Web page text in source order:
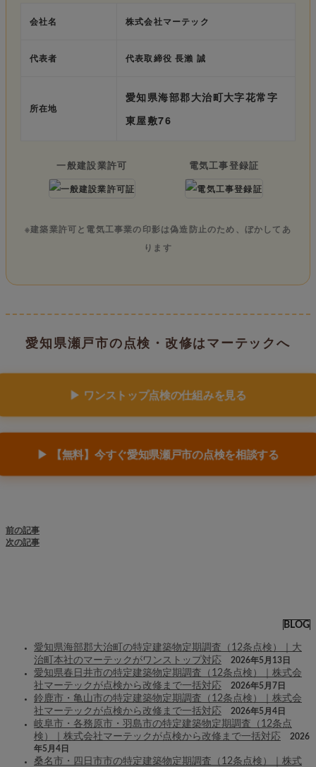
会社名 株式会社マーテック
代表者 代表取締役 長瀨 誠
所在地
愛知県海部郡大治町大字花常字
東屋敷76
一般建設業許可 電気工事登録証
※建築業許可と電気工事業の印影は偽造防止のため、ぼかしてあ
ります
愛知県瀬戸市の点検・改修はマーテックへ
▶ ワンストップ点検の仕組みを見る
▶ 【無料】今すぐ愛知県瀬戸市の点検を相談する
前の記事
次の記事
BLOG
愛知県海部郡大治町の特定建築物定期調査（12条点検）｜大
治町本社のマーテックがワンストップ対応
2026年5月13日
愛知県春日井市の特定建築物定期調査（12条点検）｜株式会
社マーテックが点検から改修まで一括対応
2026年5月7日
鈴鹿市・亀山市の特定建築物定期調査（12条点検）｜株式会
社マーテックが点検から改修まで一括対応
2026年5月4日
岐阜市・各務原市・羽島市の特定建築物定期調査（12条点
検）｜株式会社マーテックが点検から改修まで一括対応
2026
年5月4日
桑名市・四日市市の特定建築物定期調査（12条点検）｜株式